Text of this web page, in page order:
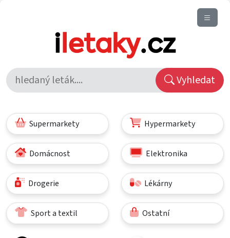
Vyhledat
Supermarkety Hypermarkety
Domácnost Elektronika
Drogerie Lékárny
Sport a textil Ostatní